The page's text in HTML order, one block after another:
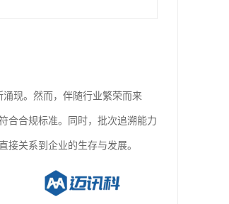
现。然而，伴随行业繁荣而来
合合规标准。同时，批次追溯能力
关系到企业的生存与发展。